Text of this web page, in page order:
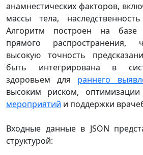
анамнестических факторов,
массы тела,
Алгоритм построен на базе
прямого распространения,
высокую точность
быть интегрирована в
здоровьем для раннего
высоким риском, оптимизации
мероприятий и поддержки
Входные данные в JSON
структурой: